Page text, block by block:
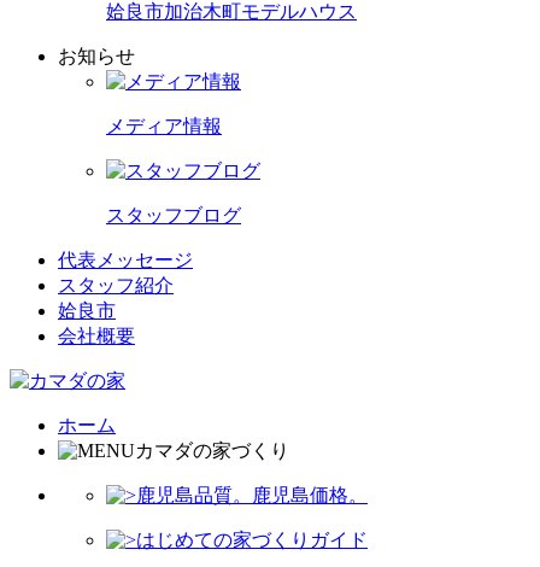
姶良市加治木町モデルハウス
お知らせ
メディア情報
スタッフブログ
代表メッセージ
スタッフ紹介
姶良市
会社概要
ホーム
カマダの家づくり
鹿児島品質。鹿児島価格。
はじめての家づくりガイド